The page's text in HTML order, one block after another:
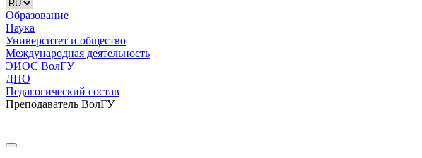
Образование
Наука
Университет и общество
Международная деятельность
ЭИОС ВолГУ
ДПО
Педагогический состав
Преподаватель ВолГУ